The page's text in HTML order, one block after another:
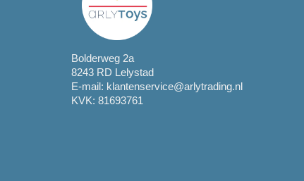
Bolderweg 2a
8243 RD Lelystad
E-mail: klantenservice@arlytrading.nl
KVK: 81693761